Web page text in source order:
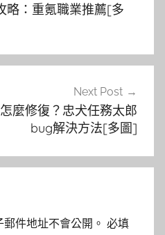
略：重氪職業推薦[多
Next Post
麼修復？忠犬任務太郎
bug解決方法[多圖]
件地址不會公開。 必填